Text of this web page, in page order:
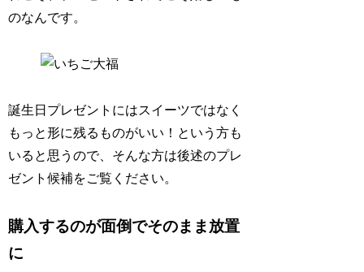
のなんです。
誕生日プレゼントにはスイーツではなく
もっと形に残るものがいい！という方も
いると思うので、そんな方は後述のプレ
ゼント候補をご覧ください。
購入するのが面倒でそのまま放置
に